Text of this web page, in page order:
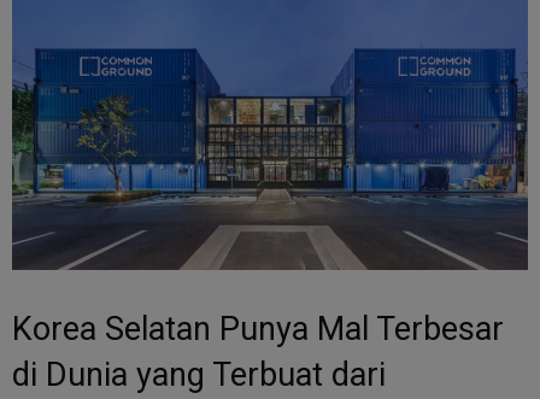
Korea Selatan Punya Mal Terbesar
di Dunia yang Terbuat dari